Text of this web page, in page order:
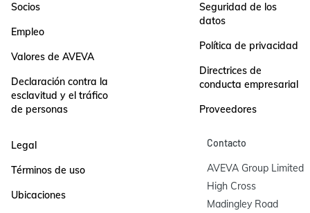
Socios
Empleo
Valores de AVEVA
Declaración contra la
esclavitud y el tráfico
de personas
Seguridad de los
datos
Política de privacidad
Directrices de
conducta empresarial
Proveedores
Legal
Términos de uso
Ubicaciones
Contacto
AVEVA Group Limited
High Cross
Madingley Road